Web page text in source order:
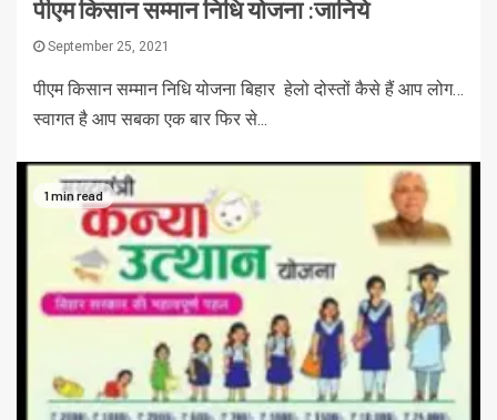
पीएम किसान सम्मान निधि योजना :जानिये
September 25, 2021
पीएम किसान सम्मान निधि योजना बिहार हेलो दोस्तों कैसे हैं आप लोग…
स्वागत है आप सबका एक बार फिर से...
1 min read